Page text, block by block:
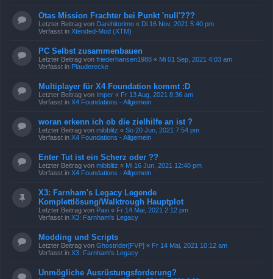
Otas Mission Frachter bei Punkt 'null'???
Letzter Beitrag von Darehitorimo « Di 16 Nov, 2021 5:40 pm
Verfasst in Xtended-Mod (XTM)
PC Selbst zusammenbauen
Letzter Beitrag von friederhansen1988 « Mi 01 Sep, 2021 4:03 am
Verfasst in Plauderecke
Multiplayer für X4 Foundation kommt :D
Letzter Beitrag von Imper « Fr 13 Aug, 2021 8:36 am
Verfasst in X4 Foundations - Allgemein
woran erkenn ich ob die zielhilfe an ist ?
Letzter Beitrag von mibblitz « So 20 Jun, 2021 7:54 pm
Verfasst in X4 Foundations - Allgemein
Enter Tut ist ein Scherz oder ??
Letzter Beitrag von mibblitz « Mi 16 Jun, 2021 12:40 pm
Verfasst in X4 Foundations - Allgemein
X3: Farnham's Legacy Legende
Komplettlösung/Walktrough Hauptplot
Letzter Beitrag von Paxi « Fr 14 Mai, 2021 2:12 pm
Verfasst in X3: Farnham's Legacy
Modding und Scripts
Letzter Beitrag von Ghostrider[FVP] « Fr 14 Mai, 2021 10:12 am
Verfasst in X3: Farnham's Legacy
Unmögliche Ausrüstungsforderung?